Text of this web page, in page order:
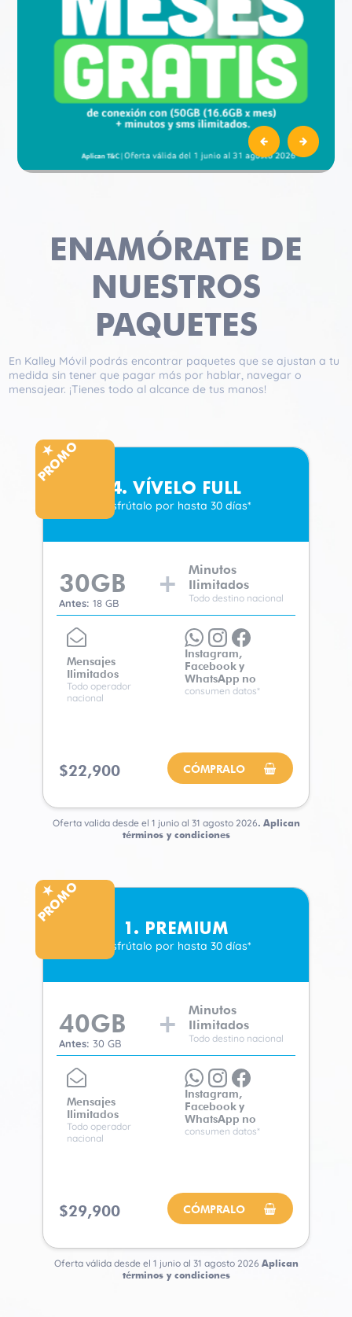
En Kalley Móvil podrás encontrar paquetes que se ajustan a tu
medida sin tener que pagar más por hablar, navegar o
mensajear. ¡Tienes todo al alcance de tus manos!
ENAMÓRATE DE
NUESTROS
PAQUETES
4. VÍVELO FULL
Disfrútalo por hasta 30 días*
$22,900
30GB
Antes: 18 GB
Minutos
Ilimitados
Todo destino nacional
Mensajes
Ilimitados
Todo operador
nacional
Instagram,
Facebooky
WhatsApp no
consumen datos*
Oferta valida desde el 1 junio al 31 agosto 2026. Aplican
términos y condiciones
CÓMPRALO
PROMO
1. PREMIUM
Disfrútalo por hasta 30 días*
$29,900
40GB
Antes: 30 GB
Minutos
Ilimitados
Todo destino nacional
Mensajes
Ilimitados
Todo operador
nacional
Instagram,
Facebooky
WhatsApp no
consumen datos*
Oferta válida desde el 1 junio al 31 agosto 2026 Aplican
términos y condiciones
CÓMPRALO
PROMO